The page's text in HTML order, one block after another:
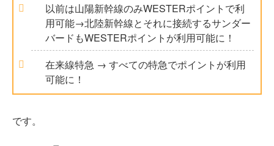
以前は山陽新幹線のみWESTERポイントで利
用可能→北陸新幹線とそれに接続するサンダー
バードもWESTERポイントが利用可能に！
在来線特急 → すべての特急でポイントが利用
可能に！
です。